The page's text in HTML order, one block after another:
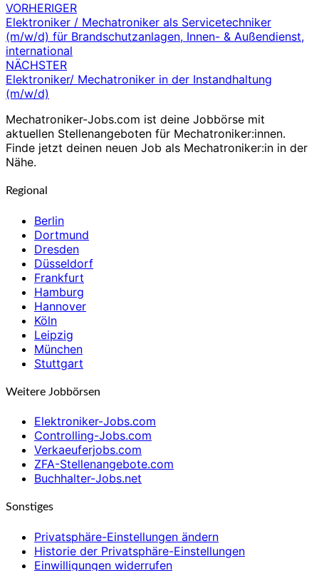
Beitragsnavigation
VORHERIGER
Elektroniker / Mechatroniker als Servicetechniker
(m/w/d) für Brandschutzanlagen, Innen- & Außendienst,
international
NÄCHSTER
Elektroniker/ Mechatroniker in der Instandhaltung
(m/w/d)
Mechatroniker-Jobs.com ist deine Jobbörse mit
aktuellen Stellenangeboten für Mechatroniker:innen.
Finde jetzt deinen neuen Job als Mechatroniker:in in der
Nähe.
Regional
Berlin
Dortmund
Dresden
Düsseldorf
Frankfurt
Hamburg
Hannover
Köln
Leipzig
München
Stuttgart
Weitere Jobbörsen
Elektroniker-Jobs.com
Controlling-Jobs.com
Verkaeuferjobs.com
ZFA-Stellenangebote.com
Buchhalter-Jobs.net
Sonstiges
Privatsphäre-Einstellungen ändern
Historie der Privatsphäre-Einstellungen
Einwilligungen widerrufen